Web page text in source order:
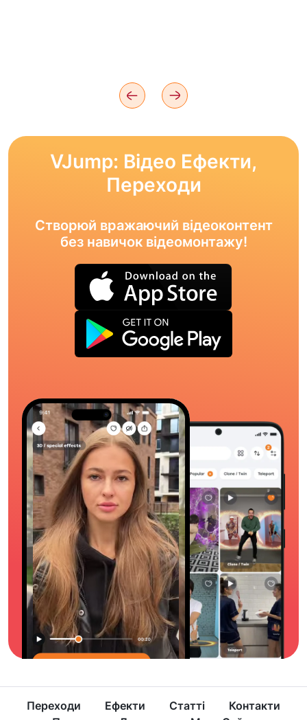
VJump: Відео Ефекти,
Переходи
Створюй вражаючий відеоконтент
без навичок відеомонтажу!
Переходи Ефекти Статті
Контакти